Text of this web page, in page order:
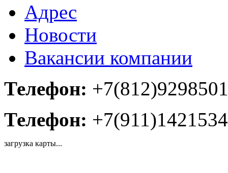
Адрес
Новости
Вакансии компании
Телефон: +7(812)9298501
Телефон: +7(911)1421534
загрузка карты...